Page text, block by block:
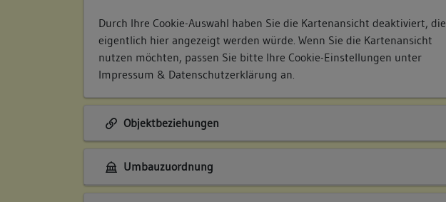
Durch Ihre Cookie-Auswahl haben Sie die Kartenansicht deaktiviert, die
eigentlich hier angezeigt werden würde. Wenn Sie die Kartenansicht
nutzen möchten, passen Sie bitte Ihre Cookie-Einstellungen unter
Impressum & Datenschutzerklärung an.
Objektbeziehungen
Umbauzuordnung